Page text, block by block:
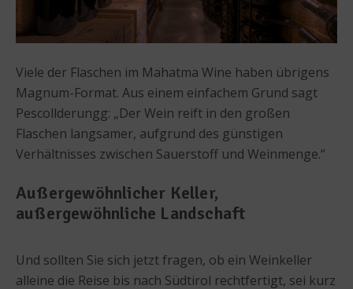
Viele der Flaschen im Mahatma Wine haben übrigens
Magnum-Format. Aus einem einfachem Grund sagt
Pescollderungg: „Der Wein reift in den großen
Flaschen langsamer, aufgrund des günstigen
Verhältnisses zwischen Sauerstoff und Weinmenge.“
Außergewöhnlicher Keller,
außergewöhnliche Landschaft
Und sollten Sie sich jetzt fragen, ob ein Weinkeller
alleine die Reise bis nach Südtirol rechtfertigt, sei kurz